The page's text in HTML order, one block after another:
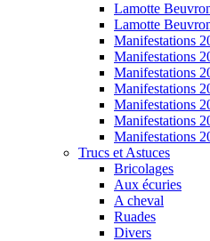
Lamotte
Lamotte
Manifestations
Manifestations
Manifestations
Manifestations
Manifestations
Manifestations
Manifestations
Trucs et Astuces
Bricolages
Aux écuries
A cheval
Ruades
Divers